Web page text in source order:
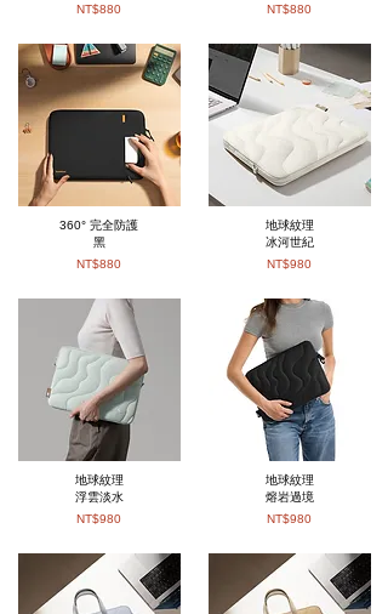
NT$880
360° 完全防護
黑
NT$880
地球紋理
浮雲淡水
NT$980
NT$880
地球紋理
冰河世紀
NT$980
地球紋理
熔岩過境
NT$980